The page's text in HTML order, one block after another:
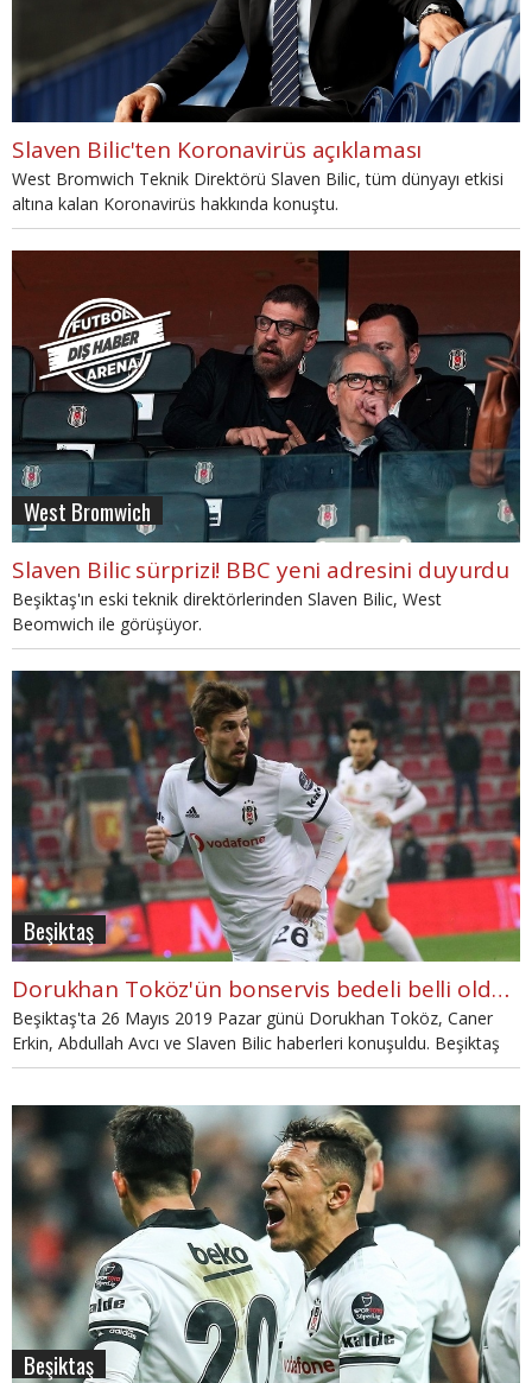
Slaven Bilic'ten Koronavirüs açıklaması
West Bromwich Teknik Direktörü Slaven Bilic, tüm dünyayı etkisi
altına kalan Koronavirüs hakkında konuştu.
West Bromwich
Slaven Bilic sürprizi! BBC yeni adresini duyurdu
Beşiktaş'ın eski teknik direktörlerinden Slaven Bilic, West
Beomwich ile görüşüyor.
Beşiktaş
Dorukhan Toköz'ün bonservis bedeli belli oldu (Beşiktaş Haberleri 26 Mayıs Pazar)
Beşiktaş'ta 26 Mayıs 2019 Pazar günü Dorukhan Toköz, Caner
Erkin, Abdullah Avcı ve Slaven Bilic haberleri konuşuldu. Beşiktaş
ile ilgili günün öne çıkan gelişmeleri, Beşiktaş Transfer Haberleri,
Beşiktaş